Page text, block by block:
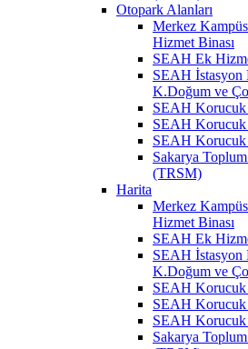
Otopark Alanları
Merkez
Hizmet Binası
SEAH Ek
SEAH İstasyon
K.Doğum ve
SEAH Korucuk
SEAH
SEAH
Sakarya
(TRSM)
Harita
Merkez
Hizmet Binası
SEAH Ek
SEAH İstasyon
K.Doğum ve
SEAH Korucuk
SEAH
SEAH
Sakarya